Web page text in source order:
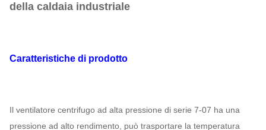
della caldaia industriale
Caratteristiche di prodotto
Il ventilatore centrifugo ad alta pressione di serie 7-07 ha una
pressione ad alto rendimento, può trasportare la temperatura